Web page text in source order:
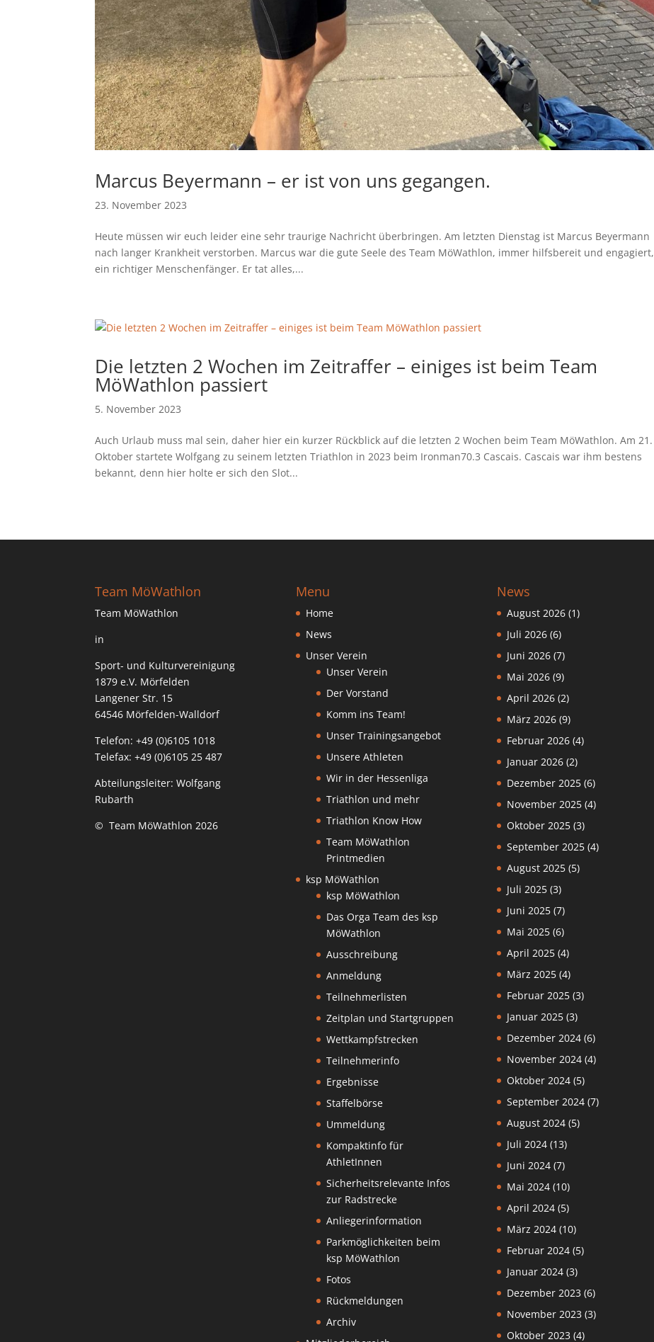
Marcus Beyermann – er ist von uns gegangen.
23. November 2023
Heute müssen wir euch leider eine sehr traurige Nachricht überbringen. Am letzten Dienstag ist Marcus Beyermann
nach langer Krankheit verstorben. Marcus war die gute Seele des Team MöWathlon, immer hilfsbereit und engagiert,
ein richtiger Menschenfänger. Er tat alles,...
Die letzten 2 Wochen im Zeitraffer – einiges ist beim Team
MöWathlon passiert
5. November 2023
Auch Urlaub muss mal sein, daher hier ein kurzer Rückblick auf die letzten 2 Wochen beim Team MöWathlon. Am 21.
Oktober startete Wolfgang zu seinem letzten Triathlon in 2023 beim Ironman70.3 Cascais. Cascais war ihm bestens
bekannt, denn hier holte er sich den Slot...
Team MöWathlon
Team MöWathlon
in
Sport- und Kulturvereinigung
1879 e.V. Mörfelden
Langener Str. 15
64546 Mörfelden-Walldorf
Telefon: +49 (0)6105 1018
Telefax: +49 (0)6105 25 487
Abteilungsleiter: Wolfgang
Rubarth
© Team MöWathlon 2026
Menu
Home
News
Unser Verein
Unser Verein
Der Vorstand
Komm ins Team!
Unser Trainingsangebot
Unsere Athleten
Wir in der Hessenliga
Triathlon und mehr
Triathlon Know How
Team MöWathlon
Printmedien
ksp MöWathlon
ksp MöWathlon
Das Orga Team des ksp
MöWathlon
Ausschreibung
Anmeldung
Teilnehmerlisten
Zeitplan und Startgruppen
Wettkampfstrecken
Teilnehmerinfo
Ergebnisse
Staffelbörse
Ummeldung
Kompaktinfo für
AthletInnen
Sicherheitsrelevante Infos
zur Radstrecke
Anliegerinformation
Parkmöglichkeiten beim
ksp MöWathlon
Fotos
Rückmeldungen
Archiv
News
August 2026(1)
Juli 2026(6)
Juni 2026(7)
Mai 2026(9)
April 2026(2)
März 2026(9)
Februar 2026(4)
Januar 2026(2)
Dezember 2025(6)
November 2025(4)
Oktober 2025(3)
September 2025(4)
August 2025(5)
Juli 2025(3)
Juni 2025(7)
Mai 2025(6)
April 2025(4)
März 2025(4)
Februar 2025(3)
Januar 2025(3)
Dezember 2024(6)
November 2024(4)
Oktober 2024(5)
September 2024(7)
August 2024(5)
Juli 2024(13)
Juni 2024(7)
Mai 2024(10)
April 2024(5)
März 2024(10)
Februar 2024(5)
Januar 2024(3)
Dezember 2023 (6)
November 2023 (3)
Oktober 2023 (4)